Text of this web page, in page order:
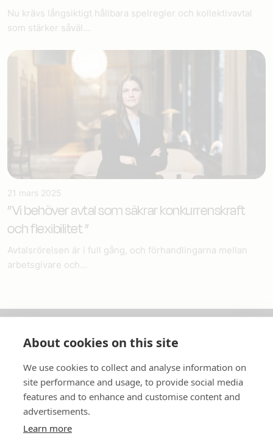
Nu krävs långsiktigt hållbara spelregler och kollektivavtal
som stärker såväl...
21 mars 2025
”Vi behöver avtal som säkrar konkurrenskraft
och flexibilitet ”
Avtalsrörelsen är i full gång, och förhandlingarna mellan
arbetsgivare och...
In English
Standardavtal
Snabblänkar
About cookies on this site
We use cookies to collect and analyse information on
site performance and usage, to provide social media
features and to enhance and customise content and
advertisements.
Learn more